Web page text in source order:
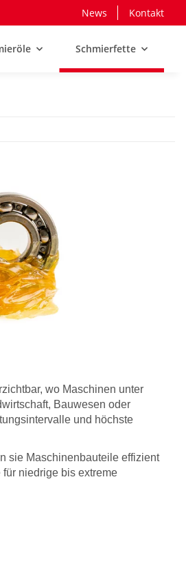
News Kontakt
Schmierfette
wo Maschinen unter
Bauwesen oder
und höchste
sie Maschinenbauteile effizient
niedrige bis extreme